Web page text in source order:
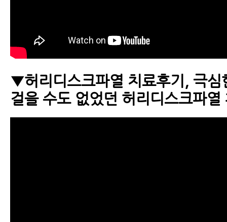
▼허리디스크파열 치료후기, 극심
걸을 수도 없었던 허리디스크파